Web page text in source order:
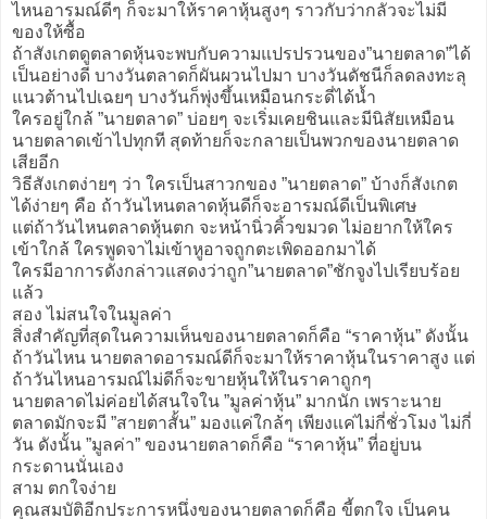
ไหนอารมณ์ดีๆ ก็จะมาให้ราคาหุ้นสูงๆ ราวกับว่ากลัวจะไม่มี
ของให้ซื้อ
ถ้าสังเกตดูตลาดหุ้นจะพบกับความแปรปรวนของ”นายตลาด”ได้
เป็นอย่างดี บางวันตลาดก็ผันผวนไปมา บางวันดัชนีก็ลดลงทะลุ
แนวต้านไปเฉยๆ บางวันก็พุ่งขึ้นเหมือนกระดี่ได้น้ำ
ใครอยู่ใกล้ ”นายตลาด” บ่อยๆ จะเริ่มเคยชินและมีนิสัยเหมือน
นายตลาดเข้าไปทุกที สุดท้ายก็จะกลายเป็นพวกของนายตลาด
เสียอีก
วิธีสังเกตง่ายๆ ว่า ใครเป็นสาวกของ ”นายตลาด” บ้างก็สังเกต
ได้ง่ายๆ คือ ถ้าวันไหนตลาดหุ้นดีก็จะอารมณ์ดีเป็นพิเศษ
แต่ถ้าวันไหนตลาดหุ้นตก จะหน้านิ่วคิ้วขมวด ไม่อยากให้ใคร
เข้าใกล้ ใครพูดจาไม่เข้าหูอาจถูกตะเพิดออกมาได้
ใครมีอาการดังกล่าวแสดงว่าถูก”นายตลาด”ชักจูงไปเรียบร้อย
แล้ว
สอง ไม่สนใจในมูลค่า
สิ่งสำคัญที่สุดในความเห็นของนายตลาดก็คือ “ราคาหุ้น” ดังนั้น
ถ้าวันไหน นายตลาดอารมณ์ดีก็จะมาให้ราคาหุ้นในราคาสูง แต่
ถ้าวันไหนอารมณ์ไม่ดีก็จะขายหุ้นให้ในราคาถูกๆ
นายตลาดไม่ค่อยได้สนใจใน ”มูลค่าหุ้น” มากนัก เพราะนาย
ตลาดมักจะมี ”สายตาสั้น” มองแค่ใกล้ๆ เพียงแค่ไม่กี่ชั่วโมง ไม่กี่
วัน ดังนั้น ”มูลค่า” ของนายตลาดก็คือ “ราคาหุ้น” ที่อยู่บน
กระดานนั่นเอง
สาม ตกใจง่าย
คุณสมบัติอีกประการหนึ่งของนายตลาดก็คือ ขี้ตกใจ เป็นคน